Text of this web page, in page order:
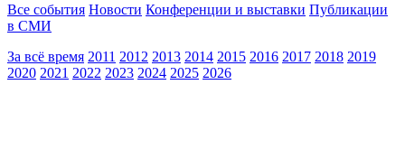
Все события Новости Конференции и выставки Публикации
в СМИ
За всё время 2011 2012 2013 2014 2015 2016 2017 2018 2019
2020 2021 2022 2023 2024 2025 2026